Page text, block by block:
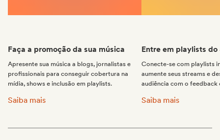
Faça a promoção da sua música
Apresente sua música a blogs, jornalistas e
profissionais para conseguir cobertura na
mídia, shows e inclusão em playlists.
Faça a promoção da sua música:
Saiba mais
Entre em playlists
Conecte-se com playlists
aumente seus streams e
audiência com o feedback
Entre em playlists do
Saiba mais